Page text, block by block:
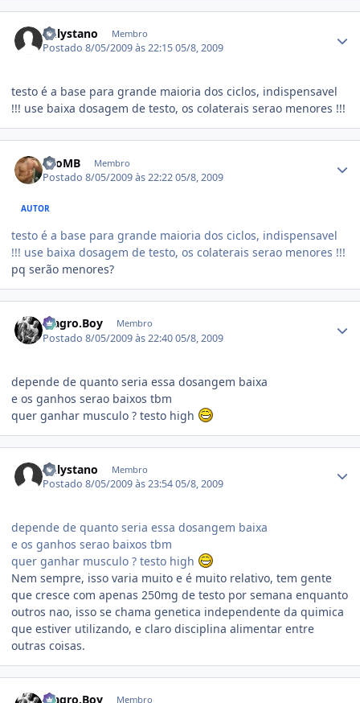
onlystano Membro
Postado8/05/2009 às 22:1505/8, 2009
testo é a base para grande maioria dos ciclos, indispensavel
!!! use baixa dosagem de testo, os colaterais serao menores !!!
LeoMB Membro
Postado8/05/2009 às 22:2205/8, 2009
AUTOR
testo é a base para grande maioria dos ciclos, indispensavel
!!! use baixa dosagem de testo, os colaterais serao menores !!!
pq serão menores?
Magro.Boy Membro
Postado8/05/2009 às 22:4005/8, 2009
depende de quanto seria essa dosangem baixa
e os ganhos serao baixos tbm
quer ganhar musculo ? testo high
onlystano Membro
Postado8/05/2009 às 23:5405/8, 2009
depende de quanto seria essa dosangem baixa
e os ganhos serao baixos tbm
quer ganhar musculo ? testo high
Nem sempre, isso varia muito e é muito relativo, tem gente
que cresce com apenas 250mg de testo por semana enquanto
outros nao, isso se chama genetica independente da quimica
que estiver utilizando, e claro disciplina alimentar entre
outras coisas.
Magro.Boy Membro